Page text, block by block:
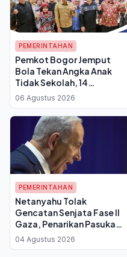
PEMERINTAHAN
Pemkot Bogor Jemput
Bola Tekan Angka Anak
Tidak Sekolah, 14
Kelurahan Belum Punya
PKBM
06 Agustus 2026
PEMERINTAHAN
Netanyahu Tolak
Gencatan Senjata Fase II
Gaza, Penarikan Pasukan
Israel Batal Dilakukan
04 Agustus 2026